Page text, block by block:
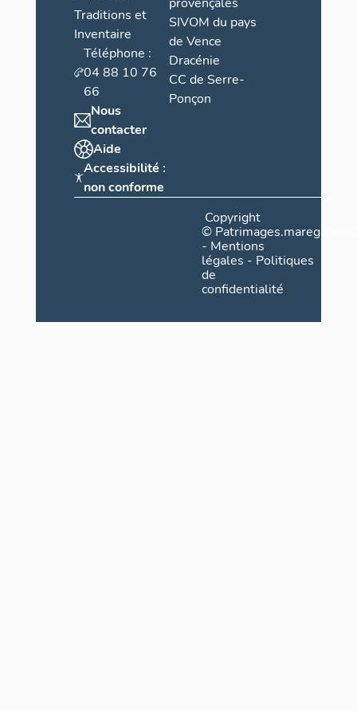
Traditions et
Inventaire
Téléphone :
04 88 10 76
66
Nous
contacter
Aide
Accessibilité :
non conforme
SIVOM du pays
de Vence
Dracénie
CC de Serre-
Ponçon
Copyright
©
- Mentions
légales - Politiques
de
confidentialité